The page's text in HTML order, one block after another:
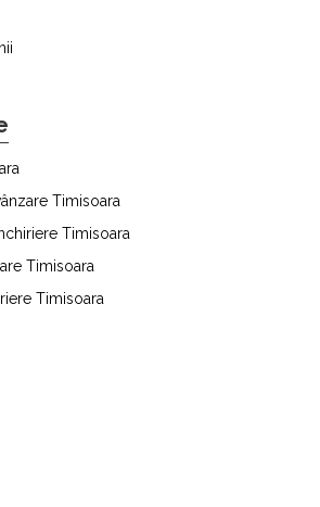
Timisoara
Timisoara
Timisoara
Timisoara